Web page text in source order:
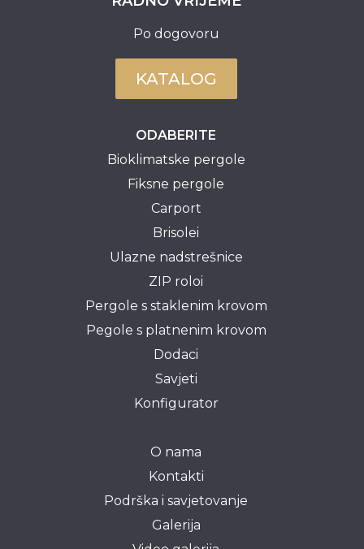
Po dogovoru
KATALOG
ODABERITE
Bioklimatske pergole
Fiksne pergole
Carport
Brisolei
Ulazne nadstrešnice
ZIP roloi
Pergole s staklenim krovom
Pegole s platnenim krovom
Dodaci
Savjeti
Konfigurator
O nama
Kontakti
Podrška i savjetovanje
Galerija